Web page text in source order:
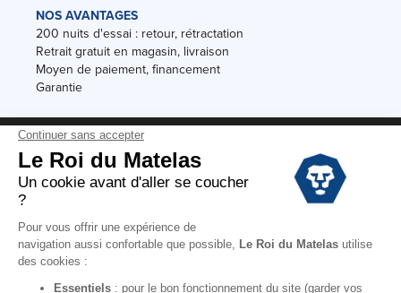
NOS AVANTAGES
200 nuits d'essai : retour, rétractation
Retrait gratuit en magasin, livraison
Moyen de paiement, financement
Garantie
Conditions des offres
Black Friday
Destockage
Conditions Générales de vente magasin